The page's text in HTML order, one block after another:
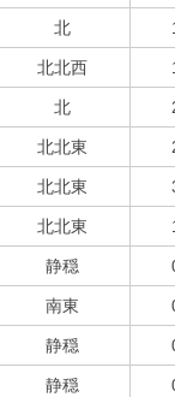
北
北北西
北
北北東
北北東
北北東
静穏
南東
静穏
静穏